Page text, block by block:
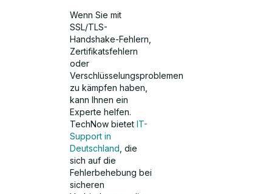
Wenn Sie mit
SSL/TLS-
Handshake-Fehlern,
Zertifikatsfehlern
oder
Verschlüsselungsproblemen
zu kämpfen haben,
kann Ihnen ein
Experte helfen.
TechNow bietetIT-
Support in
Deutschland, die
sich auf die
Fehlerbehebung bei
sicheren